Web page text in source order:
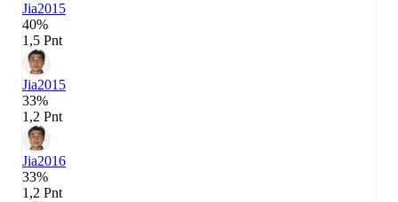
Jia2015
40%
1,5 Pnt
Jia2015
33%
1,2 Pnt
Jia2016
33%
1,2 Pnt